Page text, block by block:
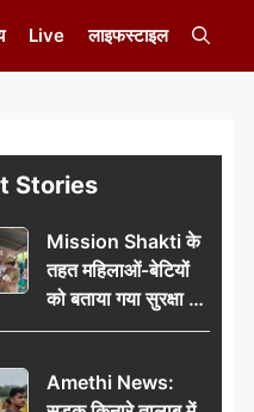
Live लाइफस्टाइल
Stories
Mission Shakti के
तहत महिलाओं-बेटियों
को बताया गया सुरक्षा के
अधिकार
Amethi News: